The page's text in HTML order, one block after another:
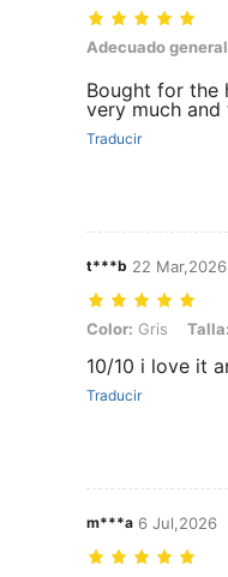
Adecuado general:
Adecuado
Bought for the
very much
Traducir
t***b 22 Mar,2026
Color: Gris, Talla: XL
Color: Gris Talla:
10/10 i love it
Traducir
m***a 6 Jul,2026